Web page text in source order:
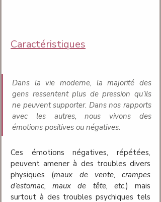
Caractéristiques
Dans la vie moderne, la majorité des
gens ressentent plus de pression qu’ils
ne peuvent supporter. Dans nos rapports
avec les autres, nous vivons des
émotions positives ou négatives.
Ces émotions négatives, répétées,
peuvent amener à des troubles divers
physiques (maux de vente, crampes
d’estomac, maux de tête, etc.) mais
surtout à des troubles psychiques tels